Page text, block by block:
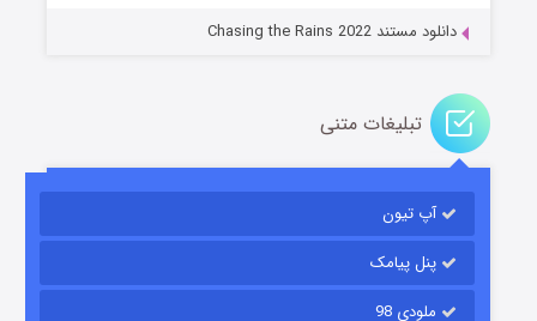
دانلود مستند Chasing the Rains 2022
تبلیغات متنی
آپ تیون
پنل پیامک
ملودی 98